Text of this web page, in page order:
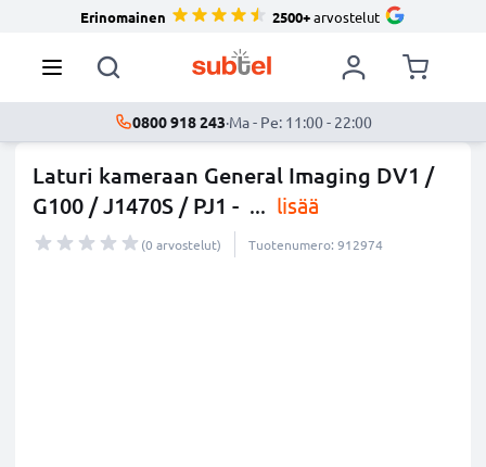
Erinomainen 2500+arvostelut
0800 918 243·Ma - Pe: 11:00 - 22:00
Laturi kameraan General Imaging DV1 /
G100 / J1470S / PJ1 - ... lisää
(0 arvostelut) Tuotenumero: 912974